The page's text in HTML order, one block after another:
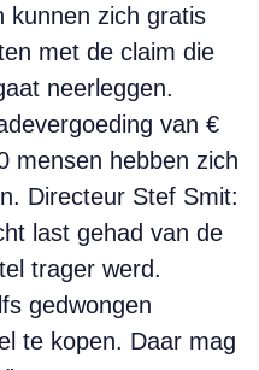
kunnen zich gratis
met de claim die
neerleggen.
van €
mensen hebben zich
Directeur Stef Smit:
last gehad van de
trager werd.
gedwongen
te kopen. Daar mag